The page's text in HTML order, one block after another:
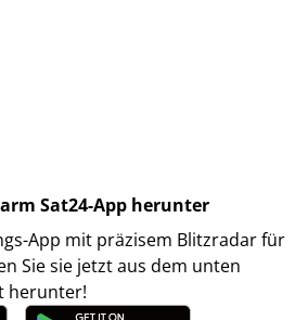
Sat24-App herunter
App mit präzisem Blitzradar für
Sie sie jetzt aus dem unten
herunter!